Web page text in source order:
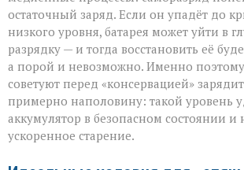
остаточный заряд. Если он упадёт до
низкого уровня, батарея может уйти в
разрядку — и тогда восстановить её
а порой и невозможно. Именно
советуют перед «консервацией»
примерно наполовину: такой уровень
аккумулятор в безопасном состоянии и
ускоренное старение.